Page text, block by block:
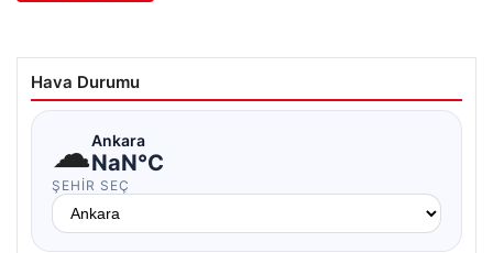
Hava Durumu
☁Ankara
NaN°C
ŞEHIR SEÇ